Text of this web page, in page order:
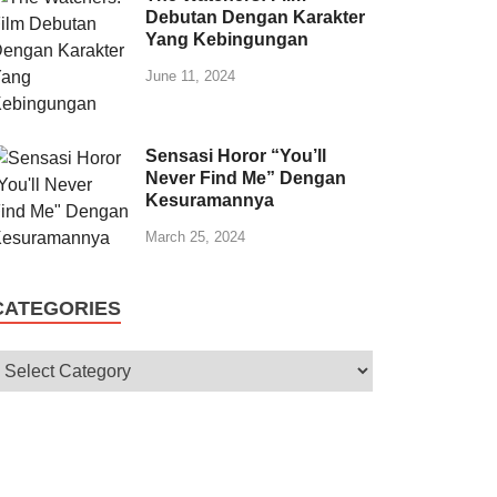
Debutan Dengan Karakter
Yang Kebingungan
June 11, 2024
Sensasi Horor “You’ll
Never Find Me” Dengan
Kesuramannya
March 25, 2024